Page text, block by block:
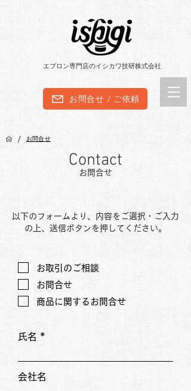
エプロン専門店のイシカワ技研株式会社
お問合せ / ご依頼
/ お問合せ
Contact
お問合せ​
以下のフォームより、内容をご選択・ご入力
の上、送信ボタンを押してください。
お取引のご相談
お問合せ
商品に関するお問合せ
氏名
会社名